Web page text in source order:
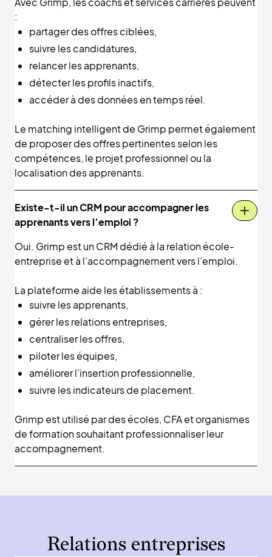
:
partager des offres ciblées,
suivre les candidatures,
relancer les apprenants,
détecter les profils inactifs,
accéder à des données en temps réel.
Le matching intelligent de Grimp permet également
de proposer des offres pertinentes selon les
compétences, le projet professionnel ou la
localisation des apprenants.
Existe-t-il un CRM pour accompagner les
apprenants vers l’emploi ?
Oui. Grimp est un CRM dédié à la relation école-
entreprise et à l’accompagnement vers l’emploi.
La plateforme aide les établissements à :
suivre les apprenants,
gérer les relations entreprises,
centraliser les offres,
piloter les équipes,
améliorer l’insertion professionnelle,
suivre les indicateurs de placement.
Grimp est utilisé par des écoles, CFA et organismes
de formation souhaitant professionnaliser leur
accompagnement.
Relations entreprises